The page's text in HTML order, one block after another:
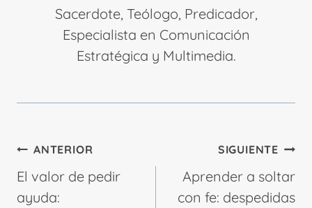
Sacerdote, Teólogo, Predicador,
Especialista en Comunicación
Estratégica y Multimedia.
Navegación
de
entradas
ANTERIOR
El valor de pedir
ayuda:
SIGUIENTE
Aprender a soltar
con fe: despedidas